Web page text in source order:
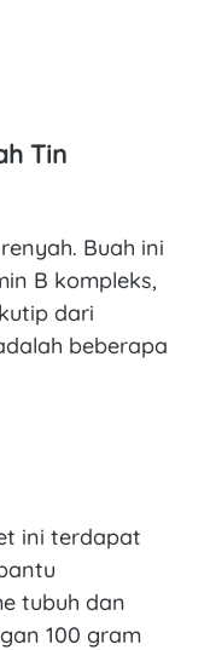
Tin
Buah ini
B kompleks,
dari
beberapa
ini terdapat
tubuh dan
100 gram